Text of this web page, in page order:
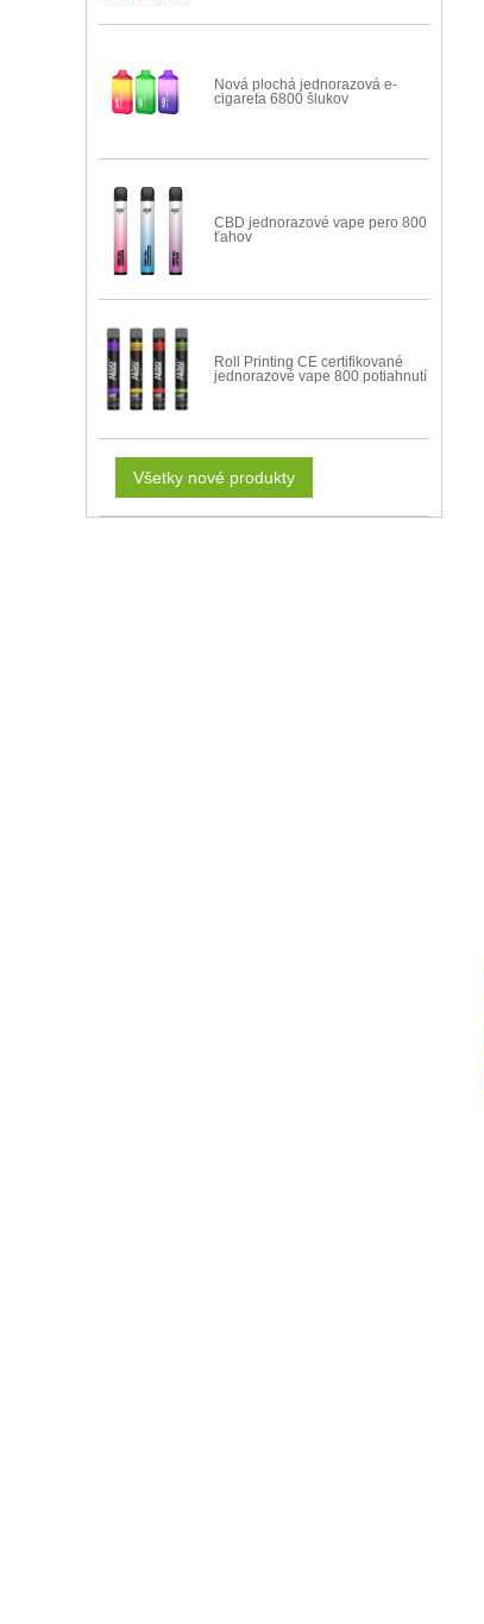
Nová plochá jednorazová e-
cigareta 6800 šlukov
CBD jednorazové vape pero 800
ťahov
Roll Printing CE certifikované
jednorazové vape 800 potiahnutí
Všetky nové produkty